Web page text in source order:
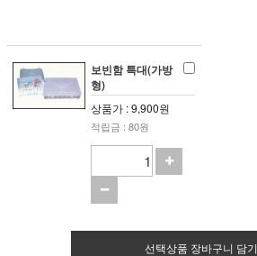
보빈함 특대(가방
형)
상품가 : 9,900원
적립금 : 80원
선택상품 장바구니 담기